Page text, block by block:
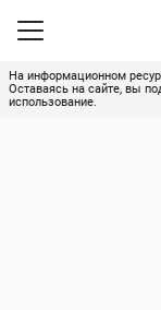
На информационном
Оставаясь на сайте, вы
использование.